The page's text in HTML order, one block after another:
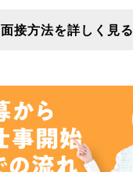
面接方法を詳しく見る